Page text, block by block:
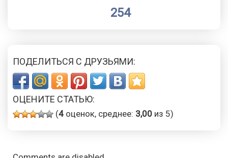
254
ПОДЕЛИТЬСЯ С ДРУЗЬЯМИ:
ОЦЕНИТЕ СТАТЬЮ:
(4 оценок, среднее: 3,00 из 5)